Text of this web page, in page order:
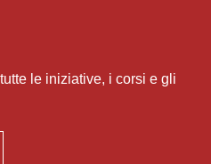
le iniziative, i corsi e gli